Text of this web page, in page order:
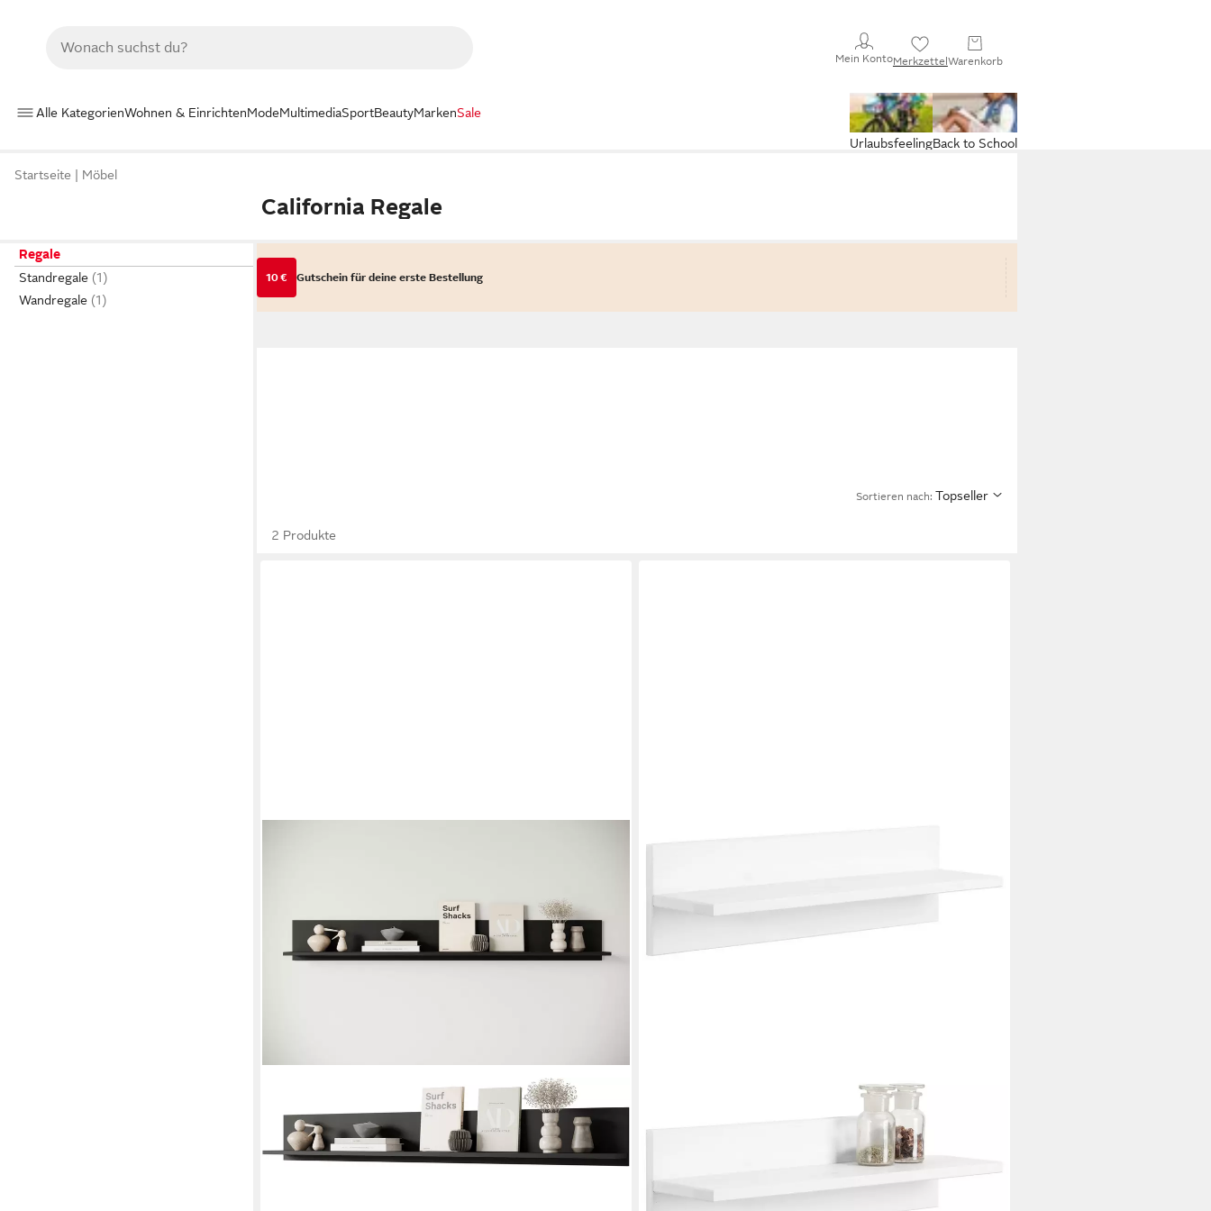
Mein KontoMerkzettelWarenkorb
Alle KategorienWohnen & EinrichtenModeMultimediaSportBeautyMarkenSale
Back to School
Urlaubsfeeling
Startseite Möbel
California Regale
Regale
Standregale
Wandregale
10 € Gutschein für deine erste Bestellung
Sortieren nach: Topseller
2 Produkte